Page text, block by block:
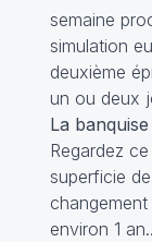
semaine
simulation
deuxième
un ou deux
La
Regardez ce
superficie
environ 1 an..